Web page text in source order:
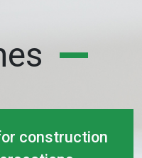
construction